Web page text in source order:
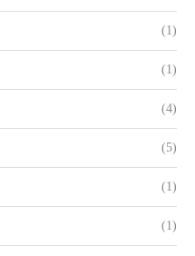
(1)
(1)
(4)
(5)
(1)
(1)